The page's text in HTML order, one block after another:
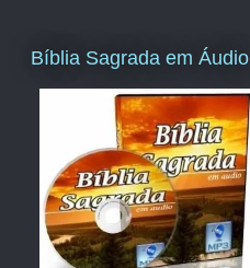
Bíblia Sagrada em Áudio